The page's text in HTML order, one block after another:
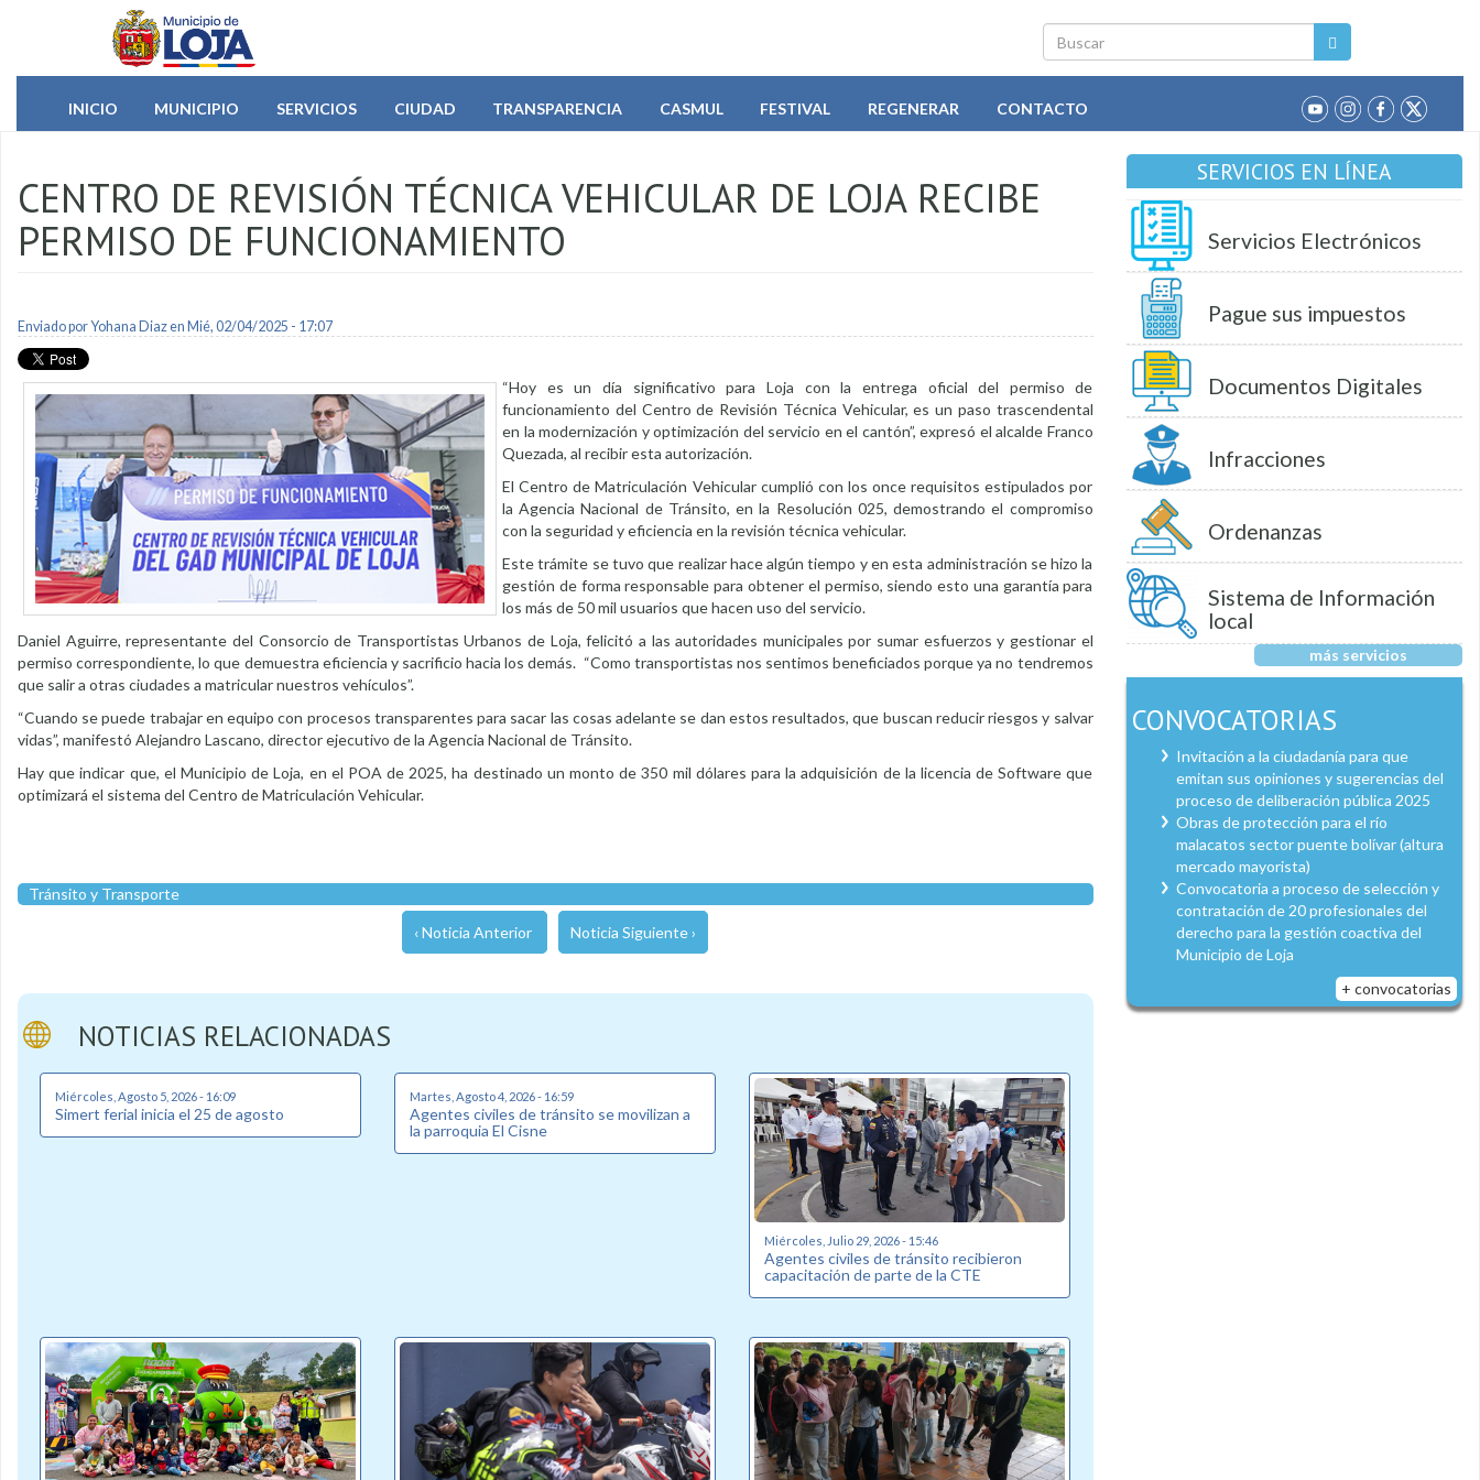
Pasar al contenido principal
Buscar
INICIO
MUNICIPIO SERVICIOS CIUDAD TRANSPARENCIA CASMUL FESTIVAL REGENERAR CONTACTO
CENTRO DE REVISIÓN TÉCNICA VEHICULAR DE LOJA RECIBE
PERMISO DE FUNCIONAMIENTO
Enviado porYohana Diazen Mié, 02/04/2025 - 17:07
“Hoy es un día significativo para Loja con la entrega oficial del permiso de
funcionamiento del Centro de Revisión Técnica Vehicular, es un paso trascendental
en la modernización y optimización del servicio en el cantón”, expresó el alcalde Franco
Quezada, al recibir esta autorización.
El Centro de Matriculación Vehicular cumplió con los once requisitos estipulados por
la Agencia Nacional de Tránsito, en la Resolución 025, demostrando el compromiso
con la seguridad y eficiencia en la revisión técnica vehicular.
Este trámite se tuvo que realizar hace algún tiempo y en esta administración se hizo la
gestión de forma responsable para obtener el permiso, siendo esto una garantía para
los más de 50 mil usuarios que hacen uso del servicio.
Daniel Aguirre, representante del Consorcio de Transportistas Urbanos de Loja, felicitó a las autoridades municipales por sumar esfuerzos y gestionar el
permiso correspondiente, lo que demuestra eficiencia y sacrificio hacia los demás. “Como transportistas nos sentimos beneficiados porque ya no tendremos
que salir a otras ciudades a matricular nuestros vehículos”.
“Cuando se puede trabajar en equipo con procesos transparentes para sacar las cosas adelante se dan estos resultados, que buscan reducir riesgos y salvar
vidas”, manifestó Alejandro Lascano, director ejecutivo de la Agencia Nacional de Tránsito.
Hay que indicar que, el Municipio de Loja, en el POA de 2025, ha destinado un monto de 350 mil dólares para la adquisición de la licencia de Software que
optimizará el sistema del Centro de Matriculación Vehicular.
Tránsito y Transporte
‹ Noticia Anterior Noticia Siguiente ›
NOTICIAS RELACIONADAS
Miércoles, Agosto 5, 2026 - 16:09
Simert ferial inicia el 25 de agosto
Martes, Agosto 4, 2026 - 16:59
Agentes civiles de tránsito se movilizan a
la parroquia El Cisne
Miércoles, Julio 29, 2026 - 15:46
Agentes civiles de tránsito recibieron
capacitación de parte de la CTE
SERVICIOS EN LÍNEA
Servicios Electrónicos
Pague sus impuestos
Documentos Digitales
Infracciones
Ordenanzas
Sistema de Información
local
más servicios
CONVOCATORIAS
Invitación a la ciudadanía para que
emitan sus opiniones y sugerencias del
proceso de deliberación pública 2025
Obras de protección para el río
malacatos sector puente bolívar (altura
mercado mayorista)
Convocatoria a proceso de selección y
contratación de 20 profesionales del
derecho para la gestión coactiva del
Municipio de Loja
+ convocatorias